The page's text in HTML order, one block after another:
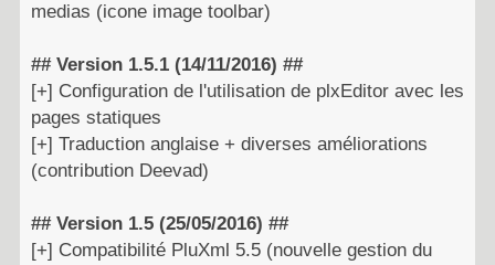
medias (icone image toolbar)
## Version 1.5.1 (14/11/2016) ##
[+] Configuration de l'utilisation de plxEditor avec les
pages statiques
[+] Traduction anglaise + diverses améliorations
(contribution Deevad)
## Version 1.5 (25/05/2016) ##
[+] Compatibilité PluXml 5.5 (nouvelle gestion du